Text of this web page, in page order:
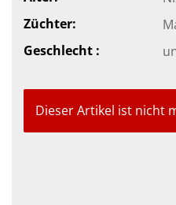
Züchter:
Geschlecht :
Dieser Artikel ist nicht